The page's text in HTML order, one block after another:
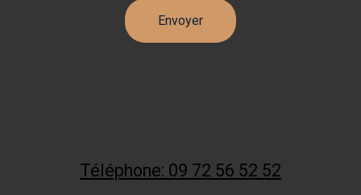
Téléphone: 09 72 56 52 52